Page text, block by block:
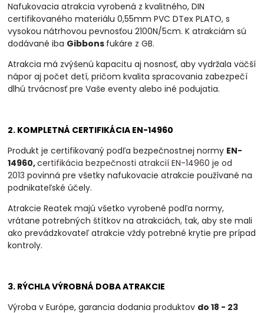
Nafukovacia atrakcia vyrobená z kvalitného, DIN
certifikovaného materiálu 0,55mm PVC DTex PLATO, s
vysokou nátrhovou pevnosťou 2100N/5cm. K atrakciám sú
dodávané iba Gibbons fukáre z GB.
Atrakcia má zvýšenú kapacitu aj nosnosť, aby vydržala väčší
nápor aj počet detí, pričom kvalita spracovania zabezpečí
dlhú trvácnosť pre Vaše eventy alebo iné podujatia.
2. KOMPLETNÁ CERTIFIKÁCIA EN-14960
Produkt je certifikovaný podľa bezpečnostnej normy EN-
14960,certifikácia bezpečnosti atrakcií EN-14960 je od
2013povinnápre všetky nafukovacie atrakcie používané na
podnikateľské účely.
Atrakcie Reatek majú všetko vyrobené podľa normy,
vrátane potrebných štítkov na atrakciách, tak, aby ste mali
ako prevádzkovateľ atrakcie vždy potrebné krytie pre prípad
kontroly.
3. RÝCHLA VÝROBNÁ DOBA ATRAKCIE
Výroba v Európe, garancia dodania produktov do 18 - 23